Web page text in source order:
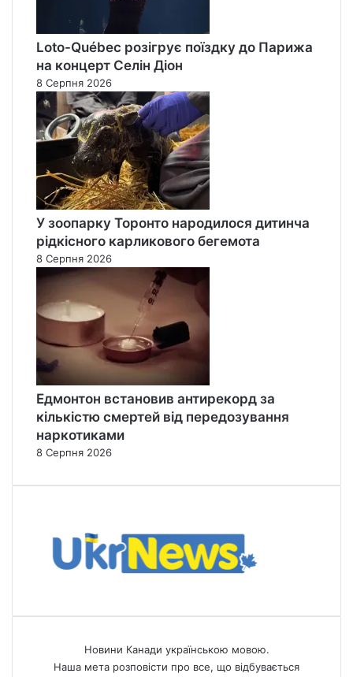
Loto-Québec розігрує поїздку до Парижа
на концерт Селін Діон
8 Серпня 2026
У зоопарку Торонто народилося дитинча
рідкісного карликового бегемота
8 Серпня 2026
Едмонтон встановив антирекорд за
кількістю смертей від передозування
наркотиками
8 Серпня 2026
Новини Канади українською мовою.
Наша мета розповісти про все, що відбувається